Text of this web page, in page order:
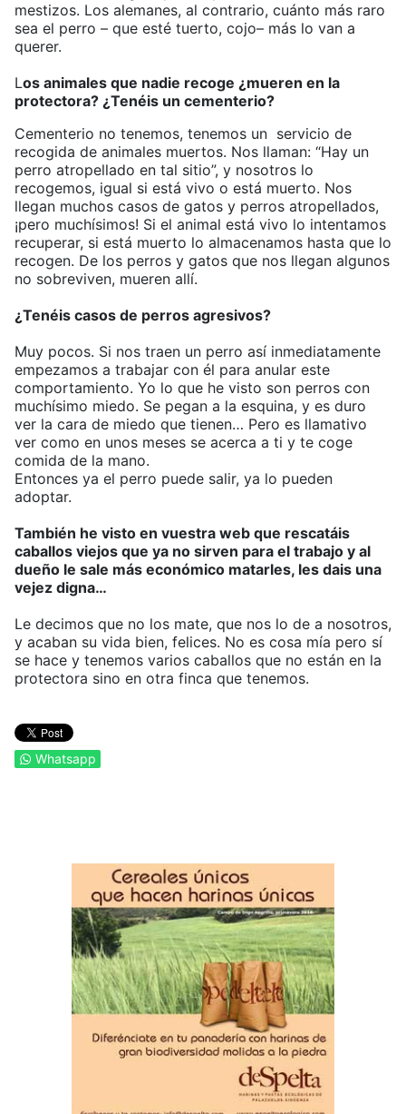
mestizos. Los alemanes, al contrario, cuánto más raro
sea el perro – que esté tuerto, cojo– más lo van a
querer.
Los animales que nadie recoge ¿mueren en la
protectora? ¿Tenéis un cementerio?
Cementerio no tenemos, tenemos un servicio de
recogida de animales muertos. Nos llaman: “Hay un
perro atropellado en tal sitio”, y nosotros lo
recogemos, igual si está vivo o está muerto. Nos
llegan muchos casos de gatos y perros atropellados,
¡pero muchísimos! Si el animal está vivo lo intentamos
recuperar, si está muerto lo almacenamos hasta que lo
recogen. De los perros y gatos que nos llegan algunos
no sobreviven, mueren allí.
¿Tenéis casos de perros agresivos?
Muy pocos. Si nos traen un perro así inmediatamente
empezamos a trabajar con él para anular este
comportamiento. Yo lo que he visto son perros con
muchísimo miedo. Se pegan a la esquina, y es duro
ver la cara de miedo que tienen… Pero es llamativo
ver como en unos meses se acerca a ti y te coge
comida de la mano.
Entonces ya el perro puede salir, ya lo pueden
adoptar.
También he visto en vuestra web que rescatáis
caballos viejos que ya no sirven para el trabajo y al
dueño le sale más económico matarles, les dais una
vejez digna…
Le decimos que no los mate, que nos lo de a nosotros,
y acaban su vida bien, felices. No es cosa mía pero sí
se hace y tenemos varios caballos que no están en la
protectora sino en otra finca que tenemos.
Whatsapp